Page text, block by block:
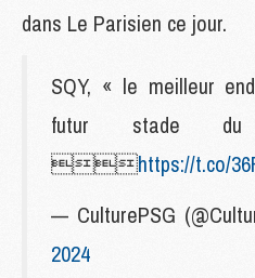
dans Le Parisien ce jour.
SQY, « le meilleur
futur stade
https://t.co/
— CulturePSG
2024